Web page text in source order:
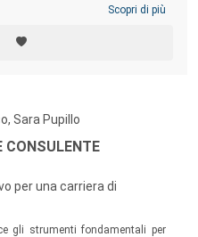
è pensato tanto per il
alle prese con i primi incarichi
grazie a cui comprendere
Scopri di più
Sara Pupillo
CONSULENTE
per una carriera di
gli strumenti fondamentali per